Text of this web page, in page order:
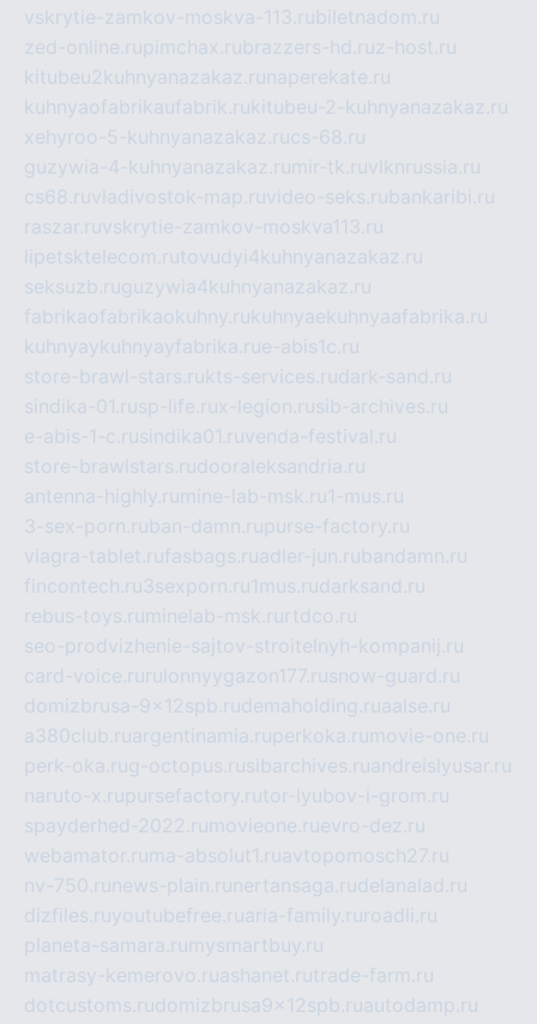
vskrytie-zamkov-moskva-113.rubiletnadom.ru
zed-online.rupimchax.rubrazzers-hd.ruz-host.ru
kitubeu2kuhnyanazakaz.ru naperekate.ru
kuhnyaofabrikaufabrik.rukitubeu-2-kuhnyanazakaz.ru
xehyroo-5-kuhnyanazakaz.rucs-68.ru
guzywia-4-kuhnyanazakaz.ru mir-tk.ruvlknrussia.ru
cs68.ruvladivostok-map.ruvideo-seks.rubankaribi.ru
raszar.ruvskrytie-zamkov-moskva113.ru
lipetsktelecom.rutovudyi4kuhnyanazakaz.ru
seksuzb.ruguzywia4kuhnyanazakaz.ru
fabrikaofabrikaokuhny.rukuhnyaekuhnyaafabrika.ru
kuhnyaykuhnyayfabrika.rue-abis1c.ru
store-brawl-stars.rukts-services.rudark-sand.ru
sindika-01.rusp-life.rux-legion.rusib-archives.ru
e-abis-1-c.rusindika01.ruvenda-festival.ru
store-brawlstars.rudooraleksandria.ru
antenna-highly.ru mine-lab-msk.ru1-mus.ru
3-sex-porn.ruban-damn.rupurse-factory.ru
viagra-tablet.rufasbags.ruadler-jun.rubandamn.ru
fincontech.ru3sexporn.ru1mus.rudarksand.ru
rebus-toys.ru minelab-msk.ru rtdco.ru
seo-prodvizhenie-sajtov-stroitelnyh-kompanij.ru
card-voice.ru rulonnyygazon177.rusnow-guard.ru
domizbrusa-9x12spb.rudemaholding.ruaalse.ru
a380club.ruargentinamia.ruperkoka.ru movie-one.ru
perk-oka.rug-octopus.rusibarchives.ruandreislyusar.ru
naruto-x.rupursefactory.rutor-lyubov-i-grom.ru
spayderhed-2022.ru movieone.ruevro-dez.ru
webamator.ru ma-absolut1.ruavtopomosch27.ru
nv-750.ru news-plain.ru nertansaga.rudelanalad.ru
dizfiles.ruyoutubefree.ruaria-family.ru roadli.ru
planeta-samara.ru mysmartbuy.ru
matrasy-kemerovo.ruashanet.rutrade-farm.ru
dotcustoms.rudomizbrusa9x12spb.ruautodamp.ru